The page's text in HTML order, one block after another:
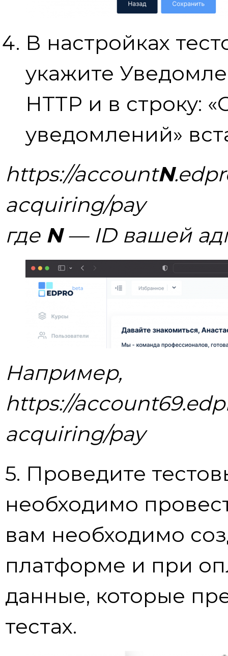
В настройках
укажите
HTTP и в строку:
уведомлений»
https://accountN
acquiring/pay
где N— ID вашей
Например,
https://
acquiring/pay
5. Проведите
необходимо
вам необходимо
платформе и при
данные, которые
тестах.